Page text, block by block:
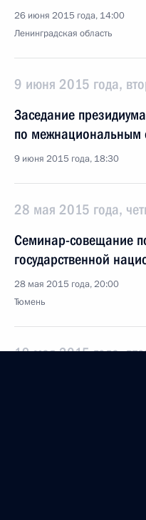
26 июня 2015 года, 14:00
Ленинградская область
9 июня 2015 года,
Заседание
по межнациональным
9 июня 2015 года, 18:30
28 мая 2015 года,
Семинар-совещание
государственной
28 мая 2015 года, 20:00
Тюмень
19 мая 2015 года,